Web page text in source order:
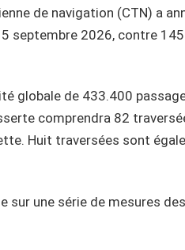
de navigation (CTN) a
septembre 2026, contre
globale de 433.400
comprendra 82
Huit traversées sont
sur une série de mesures